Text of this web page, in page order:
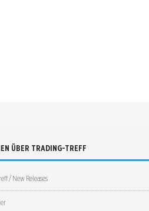
ÜBER TRADING-TREFF
/ New Releases